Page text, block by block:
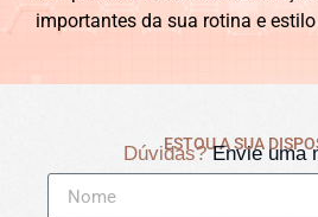
importantes da sua rotina e
ESTOU A SUA
Dúvidas?Envie uma